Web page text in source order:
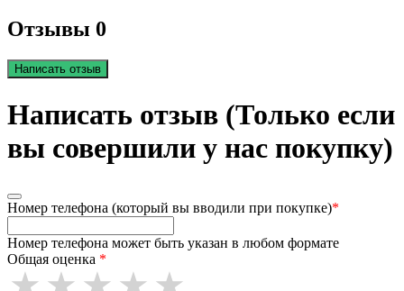
Отзывы 0
Написать отзыв
Написать отзыв (Только если
вы совершили у нас покупку)
Номер телефона (который вы вводили при покупке)*
Номер телефона может быть указан в любом формате
Общая оценка *